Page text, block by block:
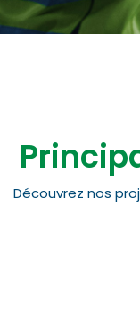
Découvrez nos